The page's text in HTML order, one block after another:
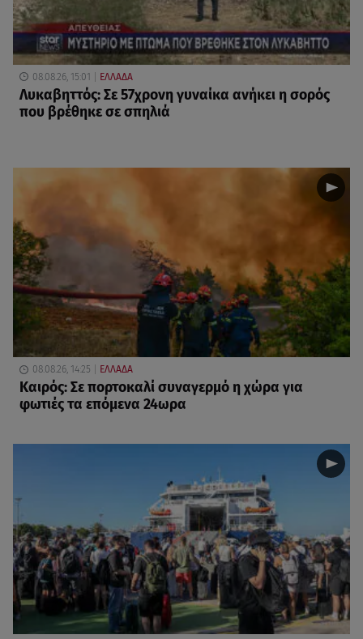
08.08.26, 15:01 ΕΛΛΑΔΑ
Λυκαβηττός: Σε 57χρονη γυναίκα ανήκει η σορός
που βρέθηκε σε σπηλιά
08.08.26, 14:25 ΕΛΛΑΔΑ
Καιρός: Σε πορτοκαλί συναγερμό η χώρα για
φωτιές τα επόμενα 24ωρα